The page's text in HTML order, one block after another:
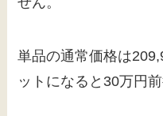
単品の通常価格は
ットになると30万円